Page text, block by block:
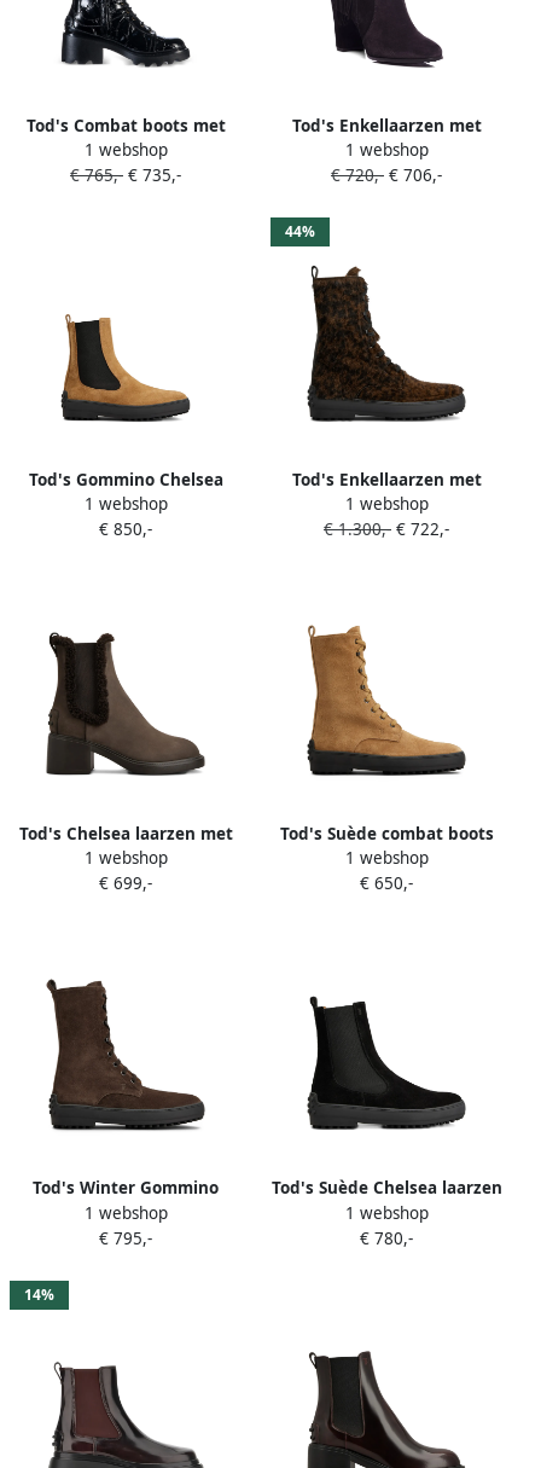
Tod's Combat boots met
krokodillen-reliëf en gesp
Zwart
1 webshop
€ 765,- € 735,-
Tod's Enkellaarzen met
franje en gesp Zwart
1 webshop
€ 720,- € 706,-
Tod's Gommino Chelsea
laarzen Bruin
1 webshop
€ 850,-
44%
Tod's Enkellaarzen met
veters Bruin
1 webshop
€ 1.300,- € 722,-
Tod's Chelsea laarzen met
afwerking van imitatiebont
Bruin
1 webshop
€ 699,-
Tod's Suède combat boots
Beige
1 webshop
€ 650,-
Tod's Winter Gommino
suède enkellaarzen Bruin
1 webshop
€ 795,-
Tod's Suède Chelsea laarzen
Zwart
1 webshop
€ 780,-
14%